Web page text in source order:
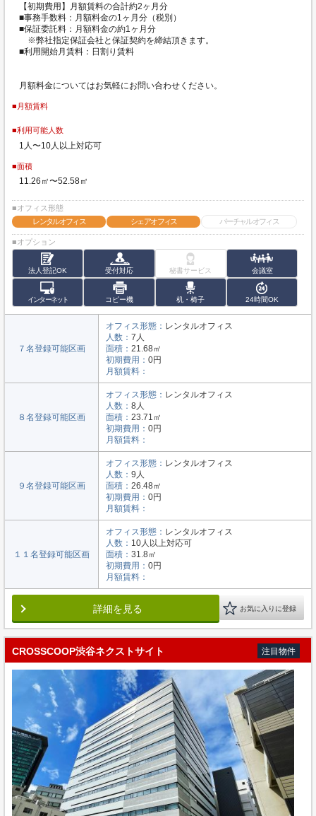
【初期費用】月額賃料の合計約2ヶ月分
■事務手数料：月額料金の1ヶ月分（税別）
■保証委託料：月額料金の約1ヶ月分
※弊社指定保証会社と保証契約を締結頂きます。
■利用開始月賃料：日割り賃料
月額料金についてはお気軽にお問い合わせください。
■月額賃料
■利用可能人数
1人〜10人以上対応可
■面積
11.26㎡〜52.58㎡
■オフィス形態
レンタルオフィス
シェアオフィス バーチャルオフィス
■オプション
法人登記OK 受付対応 秘書サービス 会議室
インターネット コピー機 机・椅子 24時間OK
７名登録可能区画
オフィス形態： レンタルオフィス
人数： 7人
面積： 21.68㎡
初期費用： 0円
月額賃料：
８名登録可能区画
オフィス形態： レンタルオフィス
人数： 8人
面積： 23.71㎡
初期費用： 0円
月額賃料：
９名登録可能区画
オフィス形態： レンタルオフィス
人数： 9人
面積： 26.48㎡
初期費用： 0円
月額賃料：
１１名登録可能区画
オフィス形態： レンタルオフィス
人数： 10人以上対応可
面積： 31.8㎡
初期費用： 0円
月額賃料：
詳細を見る お気に入りに登録
CROSSCOOP渋谷ネクストサイト 注目物件